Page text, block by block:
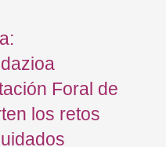
Foral de
los retos